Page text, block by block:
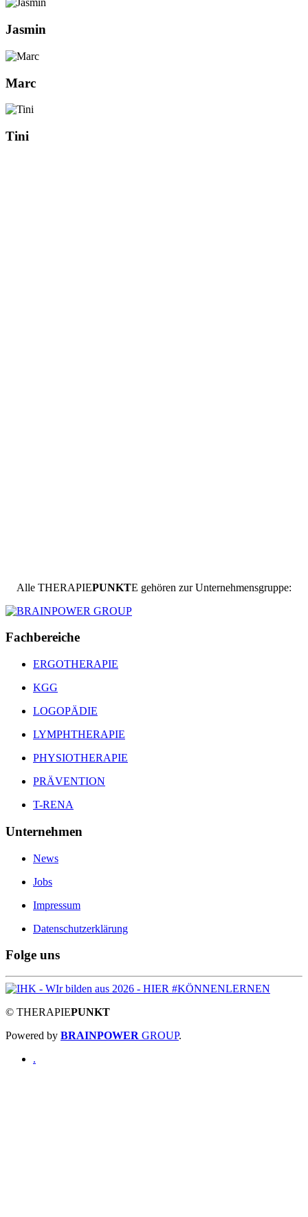
Jasmin
Marc
Tini
Alle THERAPIEPUNKTE gehören zur Unternehmensgruppe:
Fachbereiche
ERGOTHERAPIE
KGG
LOGOPÄDIE
LYMPHTHERAPIE
PHYSIOTHERAPIE
PRÄVENTION
T-RENA
Unternehmen
News
Jobs
Impressum
Datenschutzerklärung
Folge uns
© THERAPIEPUNKT
Powered by BRAINPOWER GROUP.
.